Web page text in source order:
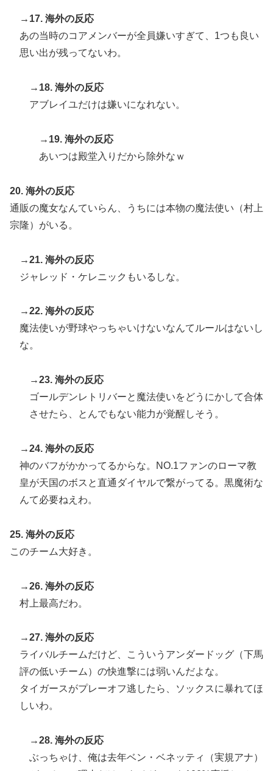
→17. 海外の反応
あの当時のコアメンバーが全員嫌いすぎて、1つも良い
思い出が残ってないわ。
→18. 海外の反応
アブレイユだけは嫌いになれない。
→19. 海外の反応
あいつは殿堂入りだから除外なｗ
20. 海外の反応
通販の魔女なんていらん、うちには本物の魔法使い（村上
宗隆）がいる。
→21. 海外の反応
ジャレッド・ケレニックもいるしな。
→22. 海外の反応
魔法使いが野球やっちゃいけないなんてルールはないし
な。
→23. 海外の反応
ゴールデンレトリバーと魔法使いをどうにかして合体
させたら、とんでもない能力が覚醒しそう。
→24. 海外の反応
神のバフがかかってるからな。NO.1ファンのローマ教
皇が天国のボスと直通ダイヤルで繋がってる。黒魔術な
んて必要ねえわ。
25. 海外の反応
このチーム大好き。
→26. 海外の反応
村上最高だわ。
→27. 海外の反応
ライバルチームだけど、こういうアンダードッグ（下馬
評の低いチーム）の快進撃には弱いんだよな。
タイガースがプレーオフ逃したら、ソックスに暴れてほ
しいわ。
→28. 海外の反応
ぶっちゃけ、俺は去年ベン・ベネッティ（実規アナ）